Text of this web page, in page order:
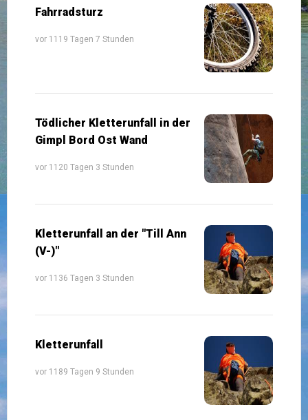
Fahrradsturz
vor 1119 Tagen 7 Stunden
Tödlicher Kletterunfall in der
Gimpl Bord Ost Wand
vor 1120 Tagen 3 Stunden
Kletterunfall an der "Till Ann
(V-)"
vor 1136 Tagen 3 Stunden
Kletterunfall
vor 1189 Tagen 9 Stunden